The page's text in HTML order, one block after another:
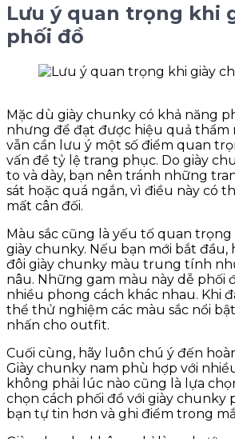
Lưu ý quan trọng khi
phối đồ
Mặc dù giày chunky có khả năng
nhưng để đạt được hiệu quả thẩm
vẫn cần lưu ý một số điểm quan
vấn đề tỷ lệ trang phục. Do giày
to và dày, bạn nên tránh những
sát hoặc quá ngắn, vì điều này có
mất cân đối.
Màu sắc cũng là yếu tố quan trọng
giày chunky. Nếu bạn mới bắt
đôi giày chunky màu trung tính
nâu. Những gam màu này dễ phối
nhiều phong cách khác nhau. Khi
thể thử nghiệm các màu sắc nổi
nhấn cho outfit.
Cuối cùng, hãy luôn chú ý đến
Giày chunky nam phù hợp với
không phải lúc nào cũng là lựa
chọn cách phối đồ với giày chunky
bạn tự tin hơn và ghi điểm trong